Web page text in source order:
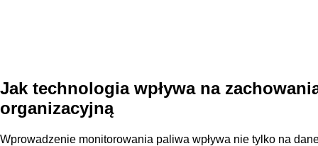
Jak technologia wpływa na
organizacyjną
Wprowadzenie monitorowania paliwa wpływa nie tylko na